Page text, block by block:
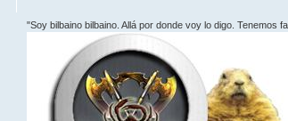
"Soy bilbaino bilbaino. Allá por donde voy lo digo. Tenemos